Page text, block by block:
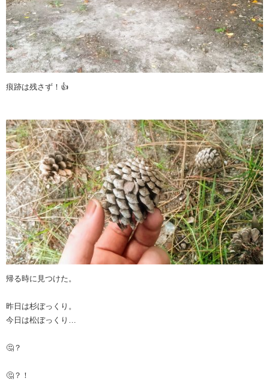
痕跡は残さず！👍
帰る時に見つけた。
昨日は杉ぼっくり。
今日は松ぼっくり…
🤔？
🤔？！